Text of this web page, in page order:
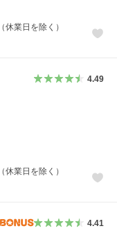
業日を除く）
4.49
業日を除く）
4.41